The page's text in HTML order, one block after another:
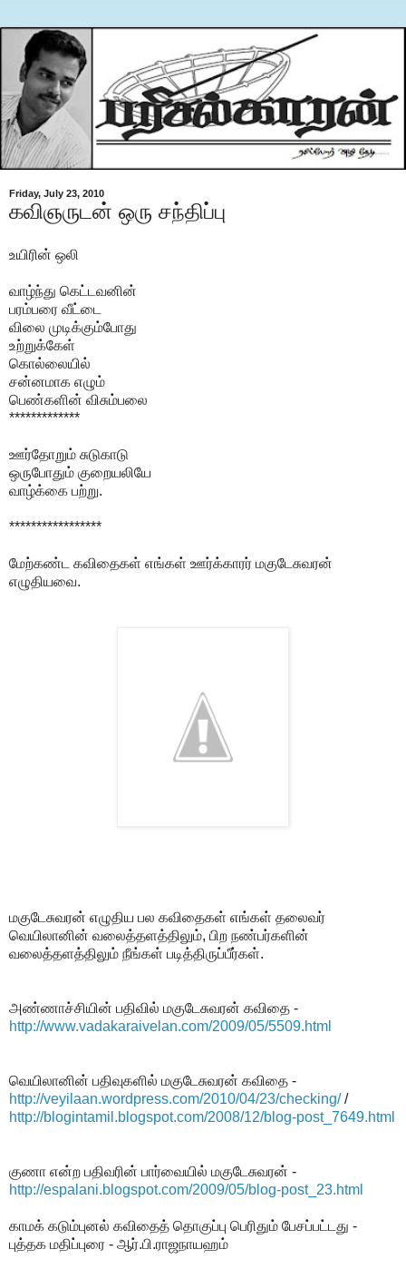
Friday, July 23, 2010
கவிஞருடன் ஒரு சந்திப்பு
உயிரின் ஒலி
வாழ்ந்து கெட்டவனின்
பரம்பரை வீட்டை
விலை முடிக்கும்போது
உற்றுக்கேள்
கொல்லையில்
சன்னமாக எழும்
பெண்களின் விசும்பலை
*************
ஊர்தோறும் சுடுகாடு
ஒருபோதும் குறையலியே
வாழ்க்கை பற்று.
*****************
மேற்கண்ட கவிதைகள் எங்கள் ஊர்க்காரர் மகுடேசுவரன்
எழுதியவை.
மகுடேசுவரன் எழுதிய பல கவிதைகள் எங்கள் தலைவர்
வெயிலானின் வலைத்தளத்திலும், பிற நண்பர்களின்
வலைத்தளத்திலும் நீங்கள் படித்திருப்பீர்கள்.
அண்ணாச்சியின் பதிவில் மகுடேசுவரன் கவிதை -
http://www.vadakaraivelan.com/2009/05/5509.html
வெயிலானின் பதிவுகளில் மகுடேசுவரன் கவிதை -
http://veyilaan.wordpress.com/2010/04/23/checking//
http://blogintamil.blogspot.com/2008/12/blog-post_7649.html
குணா என்ற பதிவரின் பார்வையில் மகுடேசுவரன் -
http://espalani.blogspot.com/2009/05/blog-post_23.html
காமக் கடும்புனல் கவிதைத் தொகுப்பு பெரிதும் பேசப்பட்டது -
புத்தக மதிப்புரை - ஆர்.பி.ராஜநாயஹம்